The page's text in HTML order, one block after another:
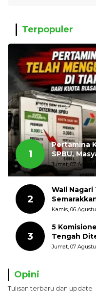
Terpopuler
1
Pertamina
SPBU,
Jumat, 07
2
Wali Nagari
dengan
Kamis, 06
3
5
Tengah
Kerugian
Jumat, 07
Opini
Tulisan terbaru dan update